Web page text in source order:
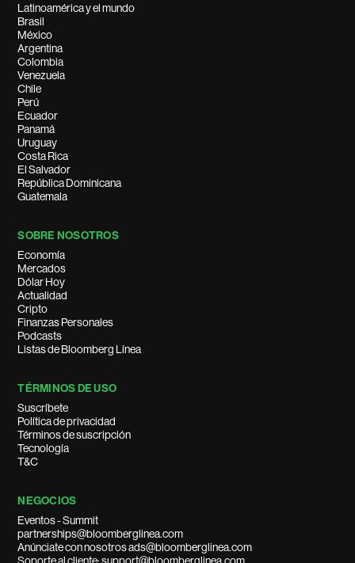
Latinoamérica y el mundo
Brasil
México
Argentina
Colombia
Venezuela
Chile
Perú
Ecuador
Panamá
Uruguay
Costa Rica
El Salvador
República Dominicana
Guatemala
SOBRE NOSOTROS
Economía
Mercados
Dólar Hoy
Actualidad
Cripto
Finanzas Personales
Podcasts
Listas de Bloomberg Línea
TÉRMINOS DE USO
Suscríbete
Política de privacidad
Términos de suscripción
Tecnología
T&C
NEGOCIOS
Eventos - Summit
partnerships@bloomberglinea.com
Anúnciate con nosotros ads@bloomberglinea.com